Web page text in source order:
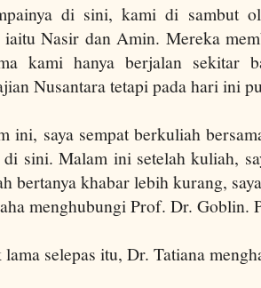
di sini, kami di sambut
iaitu Nasir dan Amin. Mereka
kami hanya berjalan sekitar
Nusantara tetapi pada hari ini
ini, saya sempat berkuliah
sini. Malam ini setelah kuliah,
bertanya khabar lebih kurang,
menghubungi Prof. Dr. Goblin.
selepas itu, Dr. Tatiana